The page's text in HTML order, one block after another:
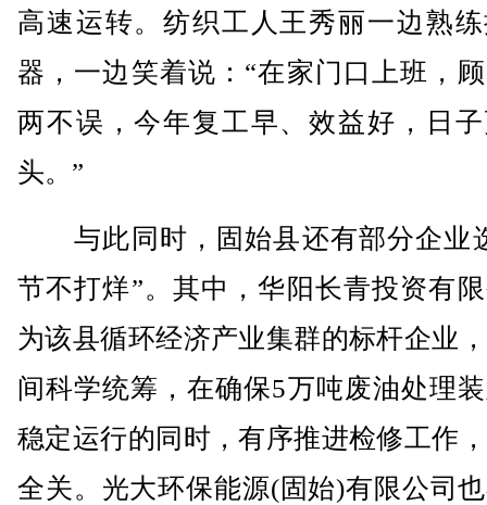
高速运转。纺织工人王秀丽一边熟
器，一边笑着说：“在家门口上班，
两不误，今年复工早、效益好，日
头。”
与此同时，固始县还有部分企业
节不打烊”。其中，华阳长青投资有
为该县循环经济产业集群的标杆企业
间科学统筹，在确保5万吨废油处理
稳定运行的同时，有序推进检修工作
全关。光大环保能源(固始)有限公司